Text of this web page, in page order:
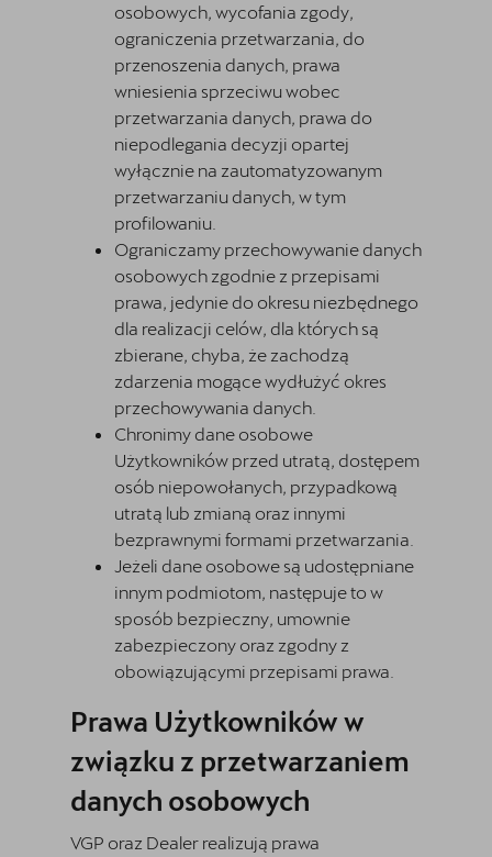
osobowych, wycofania zgody,
ograniczenia przetwarzania, do
przenoszenia danych, prawa
wniesienia sprzeciwu wobec
przetwarzania danych, prawa do
niepodlegania decyzji opartej
wyłącznie na zautomatyzowanym
przetwarzaniu danych, w tym
profilowaniu.
Ograniczamy przechowywanie danych
osobowych zgodnie z przepisami
prawa, jedynie do okresu niezbędnego
dla realizacji celów, dla których są
zbierane, chyba, że zachodzą
zdarzenia mogące wydłużyć okres
przechowywania danych.
Chronimy dane osobowe
Użytkowników przed utratą, dostępem
osób niepowołanych, przypadkową
utratą lub zmianą oraz innymi
bezprawnymi formami przetwarzania.
Jeżeli dane osobowe są udostępniane
innym podmiotom, następuje to w
sposób bezpieczny, umownie
zabezpieczony oraz zgodny z
obowiązującymi przepisami prawa.
Prawa Użytkowników w
związku z przetwarzaniem
danych osobowych
VGP oraz Dealer realizują prawa